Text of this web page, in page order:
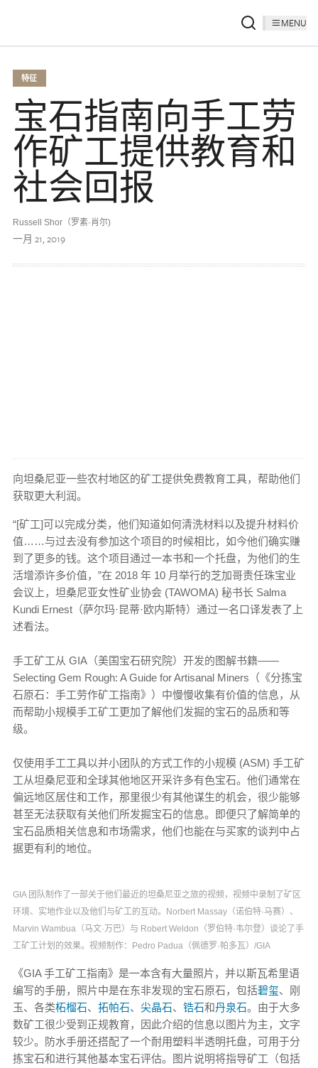
MENU
特征
宝石指南向手工劳
作矿工提供教育和
社会回报
Russell Shor（罗素·肖尔)
一月 21, 2019
向坦桑尼亚一些农村地区的矿工提供免费教育工具，帮助他们
获取更大利润。
“[矿工]可以完成分类，他们知道如何清洗材料以及提升材料价
值……与过去没有参加这个项目的时候相比，如今他们确实赚
到了更多的钱。这个项目通过一本书和一个托盘，为他们的生
活增添许多价值，”在 2018 年 10 月举行的芝加哥责任珠宝业
会议上，坦桑尼亚女性矿业协会 (TAWOMA) 秘书长 Salma
Kundi Ernest（萨尔玛·昆蒂·欧内斯特）通过一名口译发表了上
述看法。
手工矿工从 GIA（美国宝石研究院）开发的图解书籍——
Selecting Gem Rough: A Guide for Artisanal Miners（《分拣宝
石原石：手工劳作矿工指南》）中慢慢收集有价值的信息，从
而帮助小规模手工矿工更加了解他们发掘的宝石的品质和等
级。
仅使用手工工具以并小团队的方式工作的小规模 (ASM) 手工矿
工从坦桑尼亚和全球其他地区开采许多有色宝石。他们通常在
偏远地区居住和工作，那里很少有其他谋生的机会，很少能够
甚至无法获取有关他们所发掘宝石的信息。即便只了解简单的
宝石品质相关信息和市场需求，他们也能在与买家的谈判中占
据更有利的地位。
GIA 团队制作了一部关于他们最近的坦桑尼亚之旅的视频，视频中录制了矿区
环境、实地作业以及他们与矿工的互动。Norbert Massay（诺伯特·马赛）、
Marvin Wambua（马文·万巴）与 Robert Weldon（罗伯特·韦尔登）谈论了手
工矿工计划的效果。视频制作：Pedro Padua（佩德罗·帕多瓦）/GIA
《GIA 手工矿工指南》是一本含有大量照片，并以斯瓦希里语
编写的手册，照片中是在东非发现的宝石原石，包括碧玺、刚
玉、各类柘榴石、 拓帕石、 尖晶石、 锆石和丹泉石。由于大多
数矿工很少受到正规教育，因此介绍的信息以图片为主，文字
较少。防水手册还搭配了一个耐用塑料半透明托盘，可用于分
拣宝石和进行其他基本宝石评估。图片说明将指导矿工（包括